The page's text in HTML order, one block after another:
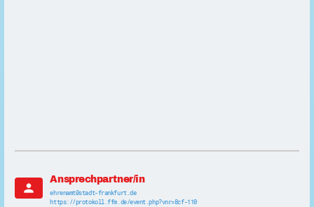
person
Ansprechpartner/in
ehrenamt@stadt-frankfurt.de
https://protokoll.ffm.de/event.php?vnr=8cf-110